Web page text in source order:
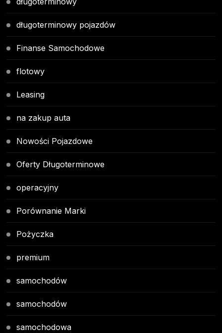
długoterminowy pojazdów
Finanse Samochodowe
flotowy
Leasing
na zakup auta
Nowości Pojazdowe
Oferty Długoterminowe
operacyjny
Porównanie Marki
Pożyczka
premium
samochodów
samochodów
samochodowa